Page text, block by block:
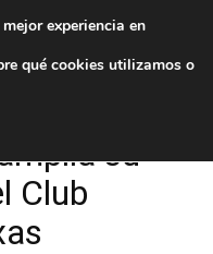
su
Club
experiencia en
qué cookies utilizamos o